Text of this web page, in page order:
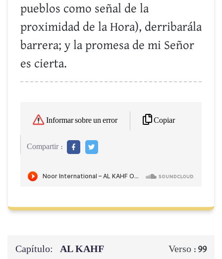
pueblos como señal de la
proximidad de la Hora), derribarála
barrera; y la promesa de mi Señor
es cierta.
Informar sobre un error Copiar
Compartir :
Capítulo: AL KAHF Verso : 99